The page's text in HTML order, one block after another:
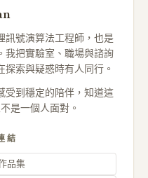
訊號演算法工程師，也是
我把實驗室、職場與諮詢
索與疑惑時有人同行。
受到穩定的陪伴，知道這
是一個人面對。
結
品集